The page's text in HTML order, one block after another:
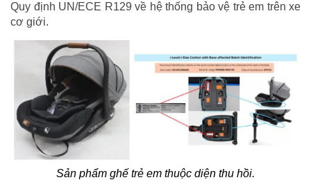
Quy định UN/ECE R129 về hệ thống bảo vệ trẻ em trên xe
cơ giới.
Sản phẩm ghế trẻ em thuộc diện thu hồi.